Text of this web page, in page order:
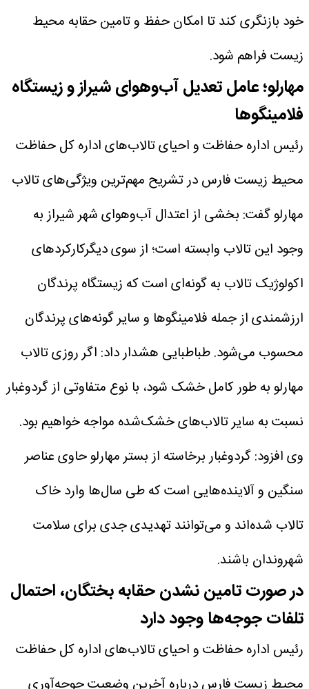
خود بازنگری کند تا امکان حفظ و تامین حقابه محیط
زیست فراهم شود.
مهارلو؛ عامل تعدیل آب‌وهوای شیراز و زیستگاه
فلامینگوها
رئیس اداره حفاظت و احیای تالاب‌های اداره کل حفاظت
محیط زیست فارس در تشریح مهم‌ترین ویژگی‌های تالاب
مهارلو گفت: بخشی از اعتدال آب‌وهوای شهر شیراز به
وجود این تالاب وابسته است؛ از سوی دیگرکارکردهای
اکولوژیک تالاب به گونه‌ای است که زیستگاه پرندگان
ارزشمندی از جمله فلامینگوها و سایر گونه‌های پرندگان
محسوب می‌شود.طباطبایی هشدار داد: اگر روزی تالاب
مهارلو به طور کامل خشک شود، با نوع متفاوتی از گردوغبار
نسبت به سایر تالاب‌های خشک‌شده مواجه خواهیم بود.
وی افزود: گردوغبار برخاسته از بستر مهارلو حاوی عناصر
سنگین و آلاینده‌هایی است که طی سال‌ها وارد خاک
تالاب شده‌اند و می‌توانند تهدیدی جدی برای سلامت
شهروندان باشند.
در صورت تامین نشدن حقابه بختگان، احتمال
تلفات جوجه‌ها وجود دارد
رئیس اداره حفاظت و احیای تالاب‌های اداره کل حفاظت